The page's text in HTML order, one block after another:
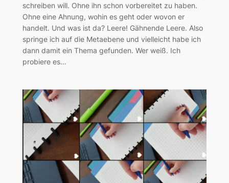
schreiben will. Ohne ihn schon vorbereitet zu haben.
Ohne eine Ahnung, wohin es geht oder wovon er
handelt. Und was ist da? Leere! Gähnende Leere. Also
springe ich auf die Metaebene und vielleicht habe ich
dann damit ein Thema gefunden. Wer weiß. Ich
probiere es…